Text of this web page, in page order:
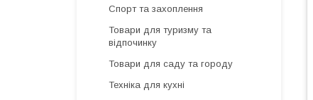
Спорт та захоплення
Товари для туризму та
відпочинку
Товари для саду та городу
Техніка для кухні